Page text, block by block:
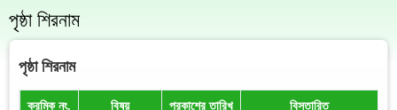
পৃষ্ঠা শিরনাম
পৃষ্ঠা শিরনাম
ক্রমিক নং. বিষয় প্রকাশের তারিখ বিস্তারিত